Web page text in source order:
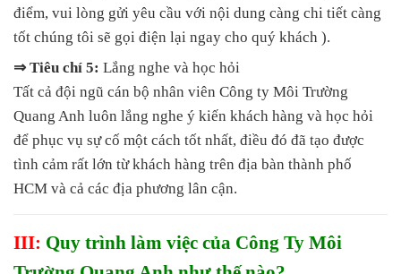
điểm, vui lòng gửi yêu cầu với nội dung càng chi tiết càng
tốt chúng tôi sẽ gọi điện lại ngay cho quý khách ).
⇒ Tiêu chí 5: Lắng nghe và học hỏi
Tất cả đội ngũ cán bộ nhân viên Công ty Môi Trường
Quang Anh luôn lắng nghe ý kiến khách hàng và học hỏi
để phục vụ sự cố một cách tốt nhất, điều đó đã tạo được
tình cảm rất lớn từ khách hàng trên địa bàn thành phố
HCM và cả các địa phương lân cận.
III: Quy trình làm việc của Công Ty Môi